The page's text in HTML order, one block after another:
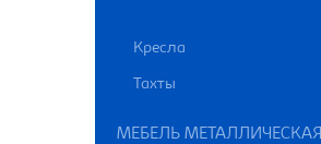
Кресла
Тахты
МЕБЕЛЬ МЕТАЛЛИЧЕСКАЯ